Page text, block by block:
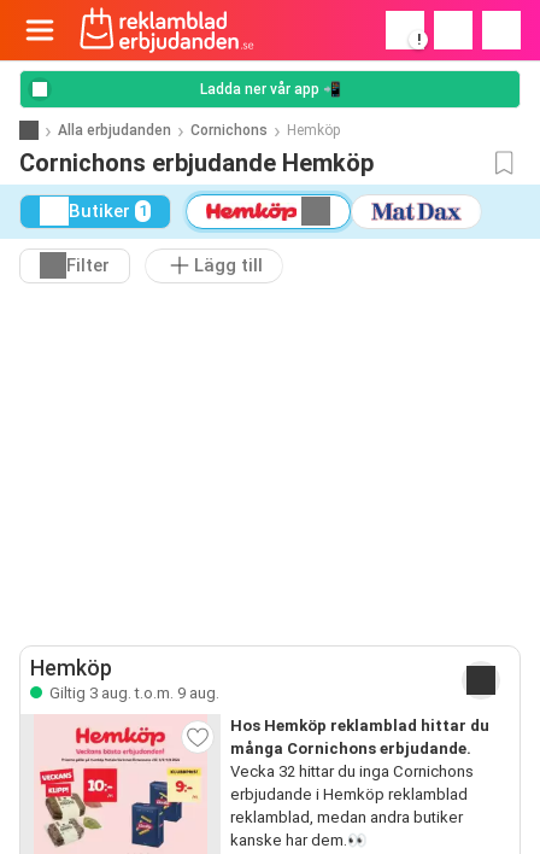
!
Ladda ner vår app 📲
Alla erbjudanden Cornichons Hemköp
Cornichons erbjudande Hemköp
Butiker 1
Filter Lägg till
Hemköp
Giltig 3 aug. t.o.m. 9 aug.
Hos Hemköp reklamblad hittar du
många Cornichons erbjudande.
Vecka 32 hittar du inga Cornichons
erbjudande i Hemköp reklamblad
reklamblad, medan andra butiker
kanske har dem.👀